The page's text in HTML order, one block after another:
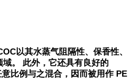
以其水蒸气阻隔性、保香性、
。 此外，它还具有良好的
比例与之混合，因而被用作 PE